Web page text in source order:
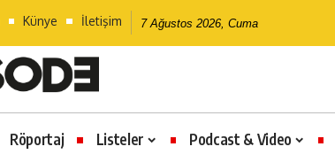
Künye İletişim 7 Ağustos 2026, Cuma
Röportaj Listeler Podcast & Video